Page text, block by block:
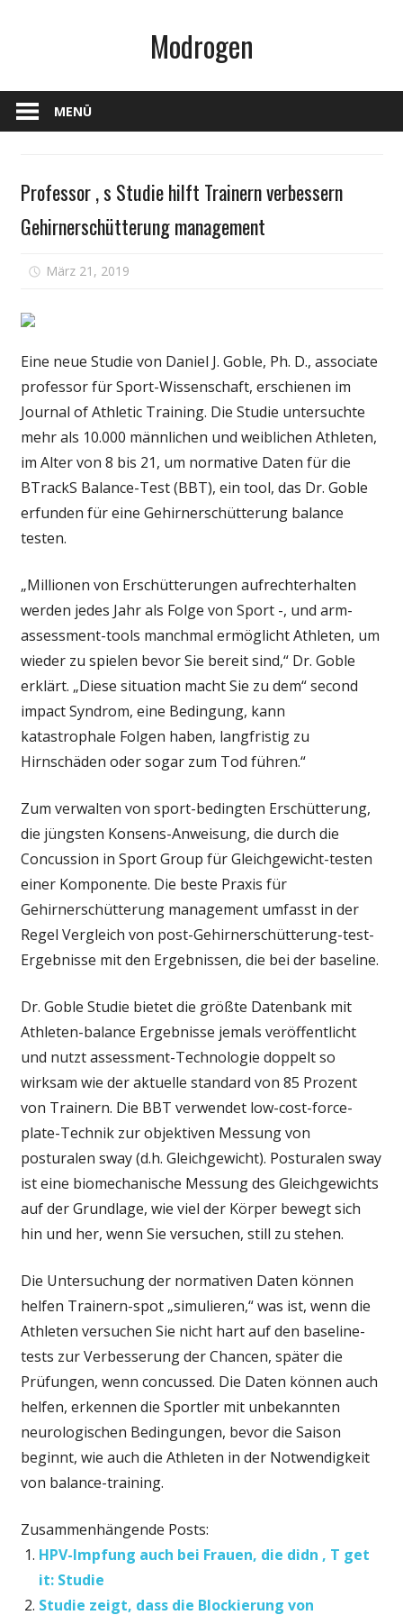
Modrogen
MENÜ
Gesundheit
Professor ‚ s Studie hilft Trainern verbessern
Gehirnerschütterung management
März 21, 2019
Studie
verbessern
management
Eine neue Studie von Daniel J. Goble, Ph. D., associate
professor für Sport-Wissenschaft, erschienen im
Journal of Athletic Training. Die Studie untersuchte
mehr als 10.000 männlichen und weiblichen Athleten,
im Alter von 8 bis 21, um normative Daten für die
BTrackS Balance-Test (BBT), ein tool, das Dr. Goble
erfunden für eine Gehirnerschütterung balance
testen.
„Millionen von Erschütterungen aufrechterhalten
werden jedes Jahr als Folge von Sport -, und arm-
assessment-tools manchmal ermöglicht Athleten, um
wieder zu spielen bevor Sie bereit sind,“ Dr. Goble
erklärt. „Diese situation macht Sie zu dem“ second
impact Syndrom, eine Bedingung, kann
katastrophale Folgen haben, langfristig zu
Hirnschäden oder sogar zum Tod führen.“
Zum verwalten von sport-bedingten Erschütterung,
die jüngsten Konsens-Anweisung, die durch die
Concussion in Sport Group für Gleichgewicht-testen
einer Komponente. Die beste Praxis für
Gehirnerschütterung management umfasst in der
Regel Vergleich von post-Gehirnerschütterung-test-
Ergebnisse mit den Ergebnissen, die bei der baseline.
Dr. Goble Studie bietet die größte Datenbank mit
Athleten-balance Ergebnisse jemals veröffentlicht
und nutzt assessment-Technologie doppelt so
wirksam wie der aktuelle standard von 85 Prozent
von Trainern. Die BBT verwendet low-cost-force-
plate-Technik zur objektiven Messung von
posturalen sway (d.h. Gleichgewicht). Posturalen sway
ist eine biomechanische Messung des Gleichgewichts
auf der Grundlage, wie viel der Körper bewegt sich
hin und her, wenn Sie versuchen, still zu stehen.
Die Untersuchung der normativen Daten können
helfen Trainern-spot „simulieren,“ was ist, wenn die
Athleten versuchen Sie nicht hart auf den baseline-
tests zur Verbesserung der Chancen, später die
Prüfungen, wenn concussed. Die Daten können auch
helfen, erkennen die Sportler mit unbekannten
neurologischen Bedingungen, bevor die Saison
beginnt, wie auch die Athleten in der Notwendigkeit
von balance-training.
Zusammenhängende Posts:
HPV-Impfung auch bei Frauen, die didn ‚ T get
it: Studie
Studie zeigt, dass die Blockierung von